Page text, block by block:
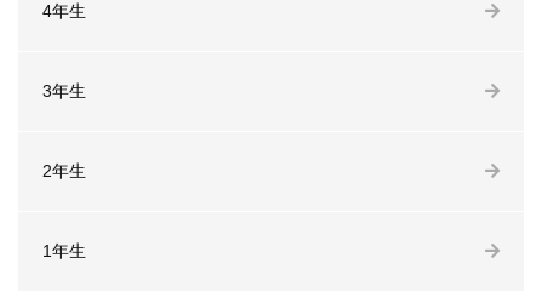
4年生
3年生
2年生
1年生